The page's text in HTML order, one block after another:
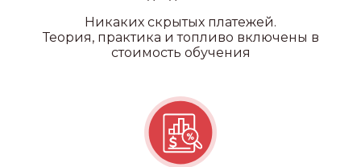
Никаких скрытых платежей.
Теория, практика и топливо включены в
стоимость обучения
Квадроцикл/снегоход